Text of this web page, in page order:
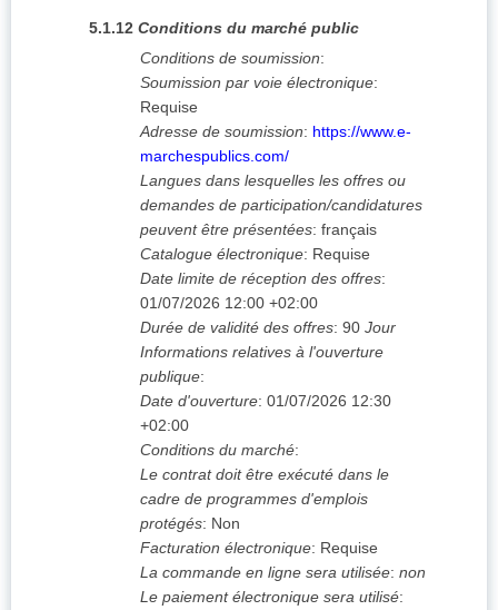
5.1.12 Conditions du marché public
Conditions de soumission:
Soumission par voie électronique:
Requise
Adresse de soumission: https://www.e-
marchespublics.com/
Langues dans lesquelles les offres ou
demandes de participation/candidatures
peuvent être présentées: français
Catalogue électronique: Requise
Date limite de réception des offres:
01/07/2026 12:00 +02:00
Durée de validité des offres: 90 Jour
Informations relatives à l'ouverture
publique:
Date d'ouverture: 01/07/2026 12:30
+02:00
Conditions du marché:
Le contrat doit être exécuté dans le
cadre de programmes d'emplois
protégés: Non
Facturation électronique: Requise
La commande en ligne sera utilisée: non
Le paiement électronique sera utilisé: